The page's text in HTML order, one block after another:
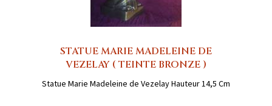
STATUE MARIE MADELEINE DE
VEZELAY ( TEINTE BRONZE )
Statue Marie Madeleine de Vezelay Hauteur 14,5 Cm